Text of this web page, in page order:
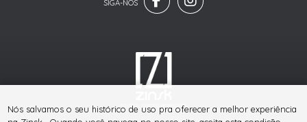
® TODOS DIREITOS RESERVADOS
Nós salvamos o seu histórico de uso pra oferecer a melhor experiência